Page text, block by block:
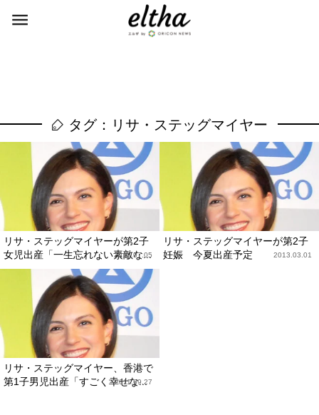
タグ：リサ・ステッグマイヤー
リサ・ステッグマイヤーが第2子
女児出産「一生忘れない素敵な...
2013.07.05
リサ・ステッグマイヤーが第2子
妊娠 今夏出産予定
2013.03.01
リサ・ステッグマイヤー、香港で
第1子男児出産「すごく幸せな...
2011.09.27